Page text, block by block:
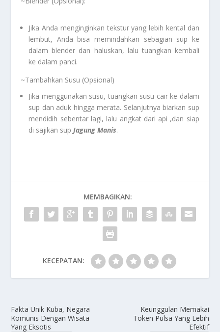
Jika Anda menginginkan tekstur yang lebih kental dan
lembut, Anda bisa memindahkan sebagian sup ke
dalam blender dan haluskan, lalu tuangkan kembali
ke dalam panci.
~Tambahkan Susu (Opsional)
Jika menggunakan susu, tuangkan susu cair ke dalam
sup dan aduk hingga merata. Selanjutnya biarkan sup
mendidih sebentar lagi, lalu angkat dari api ,dan siap
di sajikan sup Jagung Manis.
MEMBAGIKAN:
KECEPATAN:
Fakta Unik Kuba, Negara
Komunis Dengan Wisata
Yang Eksotis
Keunggulan Memakai
Token Pulsa Yang Lebih
Efektif